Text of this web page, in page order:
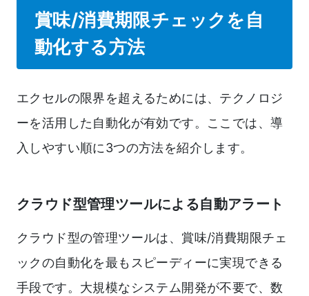
賞味/消費期限チェックを自
動化する方法
エクセルの限界を超えるためには、テクノロジ
ーを活用した自動化が有効です。ここでは、導
入しやすい順に3つの方法を紹介します。
クラウド型管理ツールによる自動アラート
クラウド型の管理ツールは、賞味/消費期限チェ
ックの自動化を最もスピーディーに実現できる
手段です。大規模なシステム開発が不要で、数